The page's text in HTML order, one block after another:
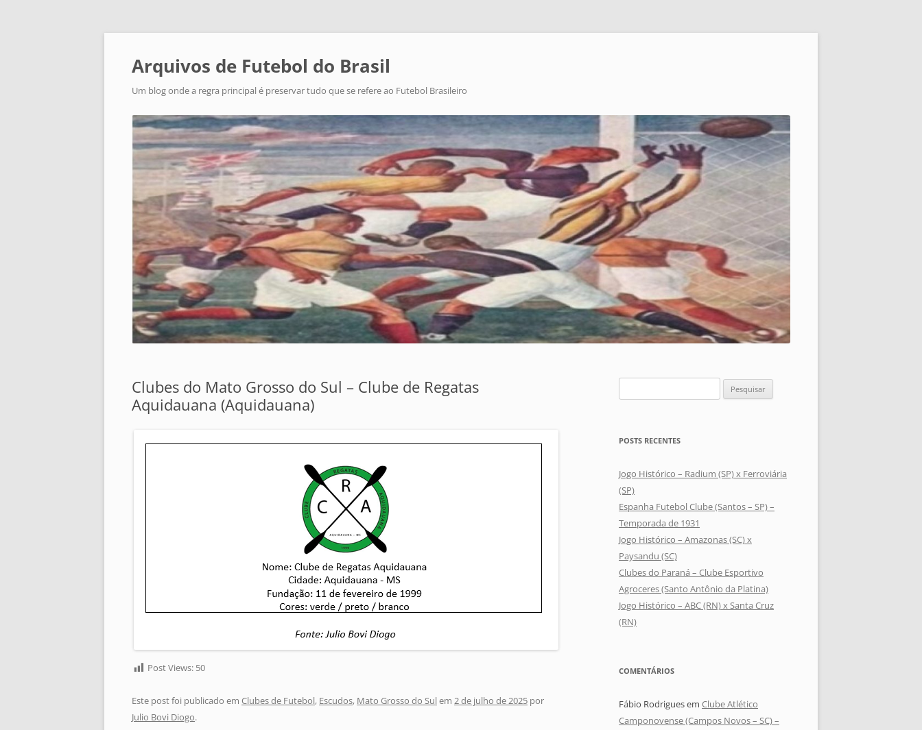
Arquivos de Futebol do Brasil
Um blog onde a regra principal é preservar tudo que se refere ao Futebol Brasileiro
Clubes do Mato Grosso do Sul – Clube de Regatas
Aquidauana (Aquidauana)
Post Views: 50
Este post foi publicado em Clubes de Futebol, Escudos, Mato Grosso do Sulem 2 de julho de 2025 por
Julio Bovi Diogo.
por:
POSTS RECENTES
Jogo Histórico – Radium (SP) x Ferroviária
(SP)
Espanha Futebol Clube (Santos – SP) –
Temporada de 1931
Jogo Histórico – Amazonas (SC) x
Paysandu (SC)
Clubes do Paraná – Clube Esportivo
Agroceres (Santo Antônio da Platina)
Jogo Histórico – ABC (RN) x Santa Cruz
(RN)
COMENTÁRIOS
Fábio Rodriguesem Clube Atlético
Camponovense (Campos Novos – SC) –